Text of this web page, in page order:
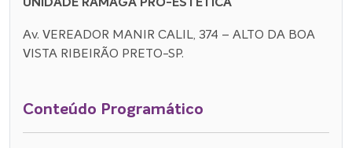
UNIDADE RÃMAGA PRÓ-ESTÉTICA
Av. VEREADOR MANIR CALIL, 374 – ALTO DA BOA
VISTA RIBEIRÃO PRETO-SP.
Conteúdo Programático